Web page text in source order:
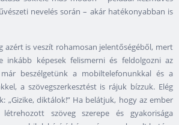
nevelés során – akár hatékonyabban is
azért is veszít rohamosan jelentőségéből, mert
inkább képesek felismerni és feldolgozni az
beszélgetünk a mobiltelefonunkkal és a
a szövegszerkesztést is rájuk bízzuk. Elég
„Gizike, diktálok!” Ha belátjuk, hogy az ember
szöveg szerepe és gyakorisága